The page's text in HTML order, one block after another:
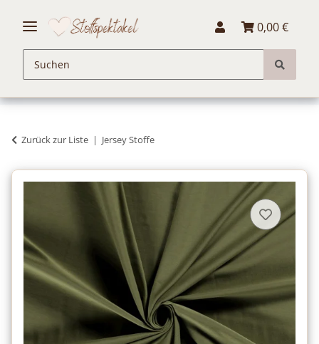
0,00 €
Zurück zur Liste Jersey Stoffe